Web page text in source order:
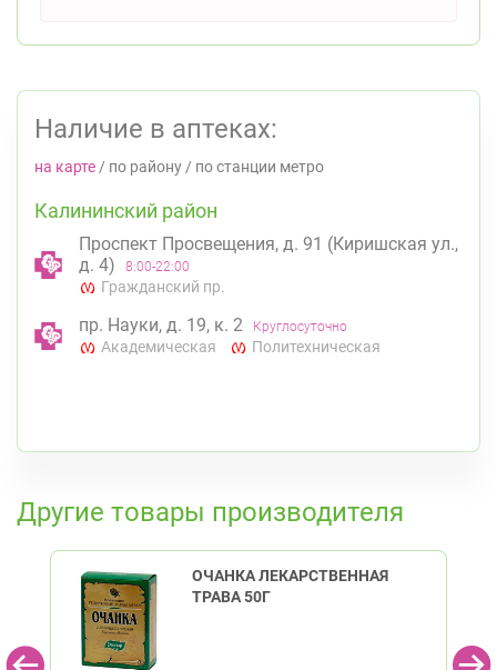
Наличие в аптеках:
на карте / по району / по станции метро
Калининский район
Проспект Просвещения, д. 91 (Киришская ул.,
д. 4)
8:00-22:00
Гражданский пр.
пр. Науки, д. 19, к. 2 Круглосуточно
Академическая Политехническая
Другие товары производителя
ОЧАНКА ЛЕКАРСТВЕННАЯ
ТРАВА 50Г